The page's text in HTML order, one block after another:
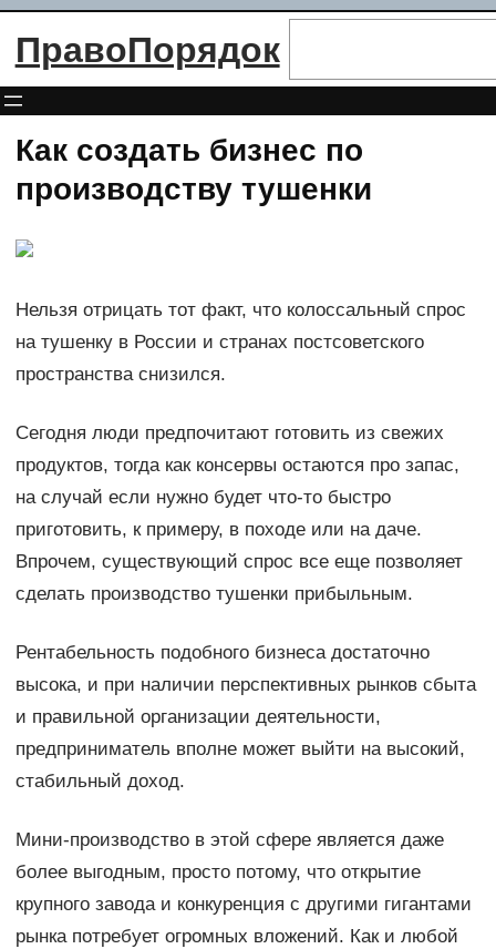
Перейти
ПравоПорядок
Как создать бизнес по
производству тушенки
Нельзя отрицать тот факт, что колоссальный спрос
на тушенку в России и странах постсоветского
пространства снизился.
Сегодня люди предпочитают готовить из свежих
продуктов, тогда как консервы остаются про запас,
на случай если нужно будет что-то быстро
приготовить, к примеру, в походе или на даче.
Впрочем, существующий спрос все еще позволяет
сделать производство тушенки прибыльным.
Рентабельность подобного бизнеса достаточно
высока, и при наличии перспективных рынков сбыта
и правильной организации деятельности,
предприниматель вполне может выйти на высокий,
стабильный доход.
Мини-производство в этой сфере является даже
более выгодным, просто потому, что открытие
крупного завода и конкуренция с другими гигантами
рынка потребует огромных вложений. Как и любой